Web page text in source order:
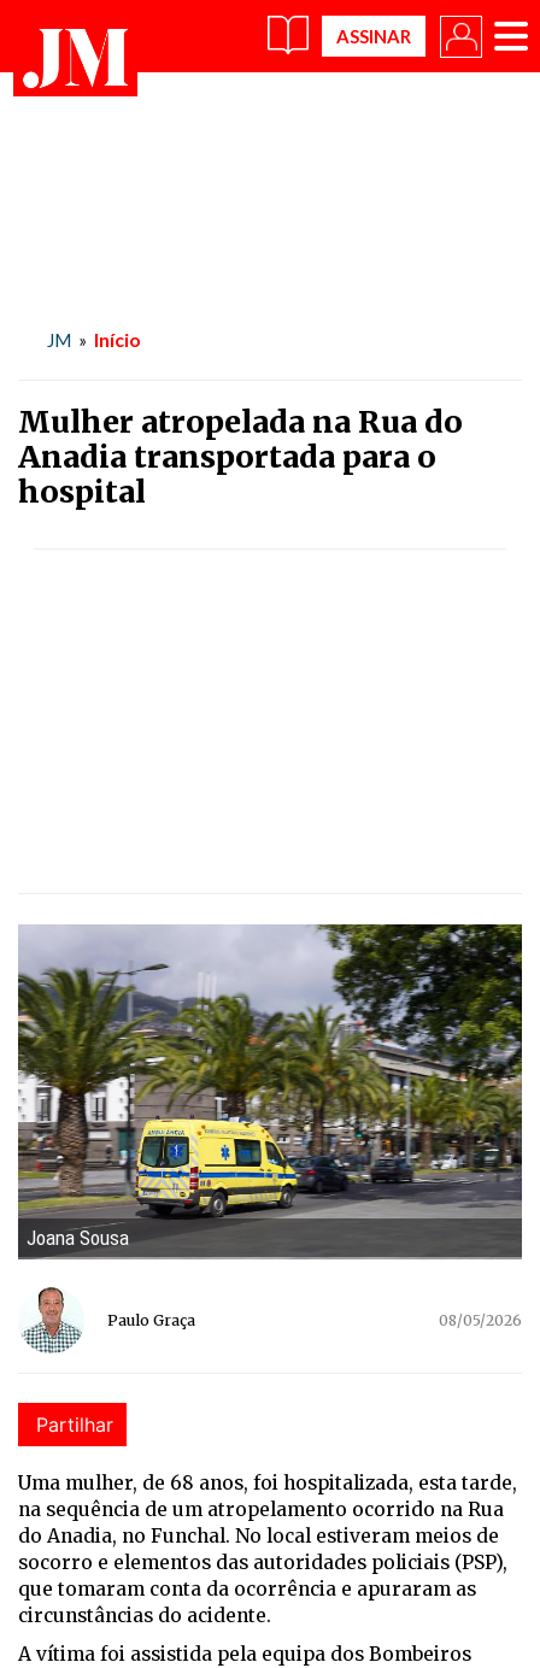
×
JM » Início
Mulher atropelada na Rua do
Anadia transportada para o
hospital
Joana Sousa
Paulo Graça 08/05/2026
Partilhar
Uma mulher, de 68 anos, foi hospitalizada, esta tarde,
na sequência de um atropelamento ocorrido na Rua
do Anadia, no Funchal. No local estiveram meios de
socorro e elementos das autoridades policiais (PSP),
que tomaram conta da ocorrência e apuraram as
circunstâncias do acidente.
A vítima foi assistida pela equipa dos Bombeiros